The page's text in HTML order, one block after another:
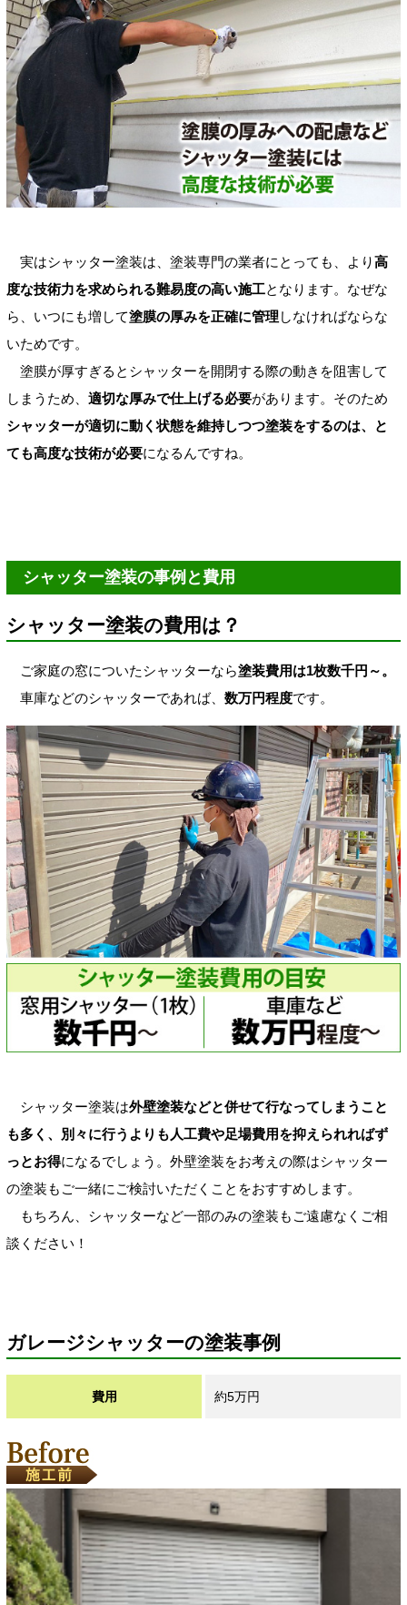
実はシャッター塗装は、塗装専門の業者にとっても、より高
度な技術力を求められる難易度の高い施工となります。なぜな
ら、いつにも増して塗膜の厚みを正確に管理しなければならな
いためです。
塗膜が厚すぎるとシャッターを開閉する際の動きを阻害して
しまうため、 適切な厚みで仕上げる必要があります。 そのため
シャッターが適切に動く状態を維持しつつ塗装をするのは、と
ても高度な技術が必要になるんですね。
シャッター塗装の事例と費用
シャッター塗装の費用は？
ご家庭の窓についたシャッターなら塗装費用は1枚数千円～。
車庫などのシャッターであれば、 数万円程度です。
シャッター塗装は外壁塗装などと併せて行なってしまうこと
も多く、別々に行うよりも人工費や足場費用を抑えられればず
っとお得になるでしょう。外壁塗装をお考えの際はシャッター
の塗装もご一緒にご検討いただくことをおすすめします。
もちろん、シャッターなど一部のみの塗装もご遠慮なくご相
談ください！
ガレージシャッターの塗装事例
費用 約5万円